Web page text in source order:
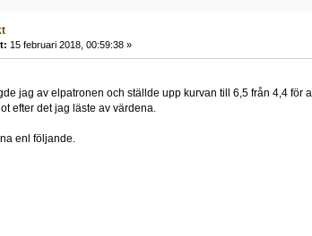
15 februari 2018, 00:59:38 »
jag av elpatronen och ställde upp kurvan till 6,5 från 4,4 för
efter det jag läste av värdena.
enl följande.